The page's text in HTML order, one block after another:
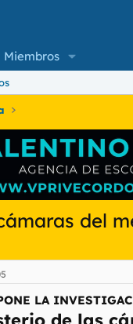
Miembros
del
LA